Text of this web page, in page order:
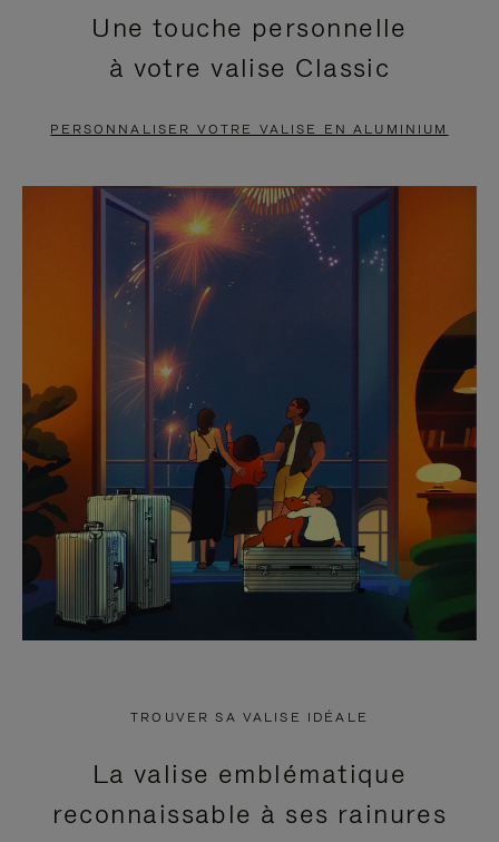
EN
PAUSE,
APPUYEZ
POUR
METTRE
PAUSE
VIDÉO
EST
DÉSACTIVÉ.
CLIQUER
POUR
RÉACTIVER
LE
SON
Une touche personnelle
à votre valise Classic
PERSONNALISER VOTRE VALISE EN ALUMINIUM
TROUVER SA VALISE IDÉALE
La valise emblématique
reconnaissable à ses rainures